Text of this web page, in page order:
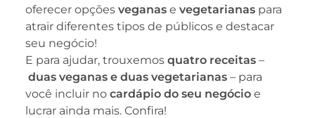
oferecer opções veganas e vegetarianas para
atrair diferentes tipos de públicos e destacar
seu negócio!
E para ajudar, trouxemos quatro receitas –
duas veganas e duas vegetarianas – para
você incluir no cardápio do seu negócio e
lucrar ainda mais. Confira!